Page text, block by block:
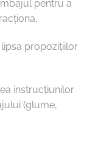
pentru a
propozițiilor
instrucțiunilor
(glume,